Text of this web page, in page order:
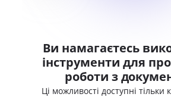
Ви намагаєтесь
інструменти для
роботи з
Ці можливості доступні тільки